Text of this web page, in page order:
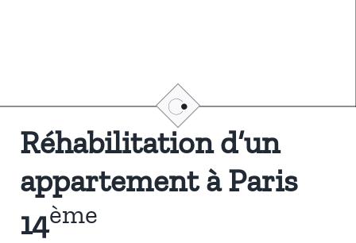
Réhabilitation d’un
appartement à Paris
14ème